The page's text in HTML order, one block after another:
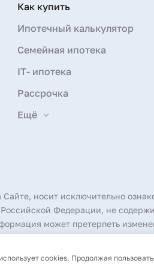
Как купить
Ипотечный калькулятор
Семейная ипотека
IT- ипотека
Рассрочка
Ещё
носит исключительно
Федерации, не
может претерпеть
произведений
Согласие на рассылку
cookies. Продолжая